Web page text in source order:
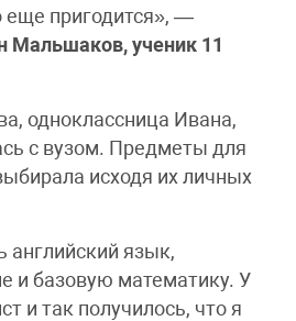
пригодится», —
Мальшаков, ученик 11
одноклассница Ивана,
с вузом. Предметы для
исходя их личных
английский язык,
и базовую математику. У
и так получилось, что я